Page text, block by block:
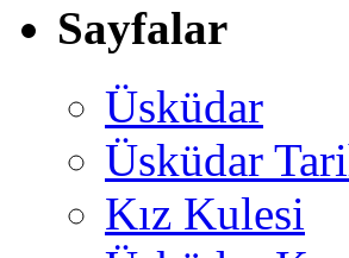
Sayfalar
Üsküdar
Üsküdar
Kız Kulesi